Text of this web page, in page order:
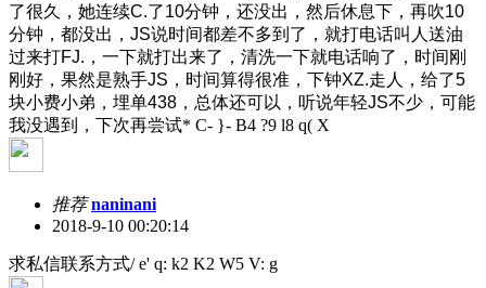
了很久，她连续C.了10分钟，还没出，然后休息下，再吹10
分钟，都没出，JS说时间都差不多到了，就打电话叫人送油
过来打FJ.，一下就打出来了，清洗一下就电话响了，时间刚
刚好，果然是熟手JS，时间算得很准，下钟XZ.走人，给了5
块小费小弟，埋单438，总体还可以，听说年轻JS不少，可能
我没遇到，下次再尝试* C- }- B4 ?9 l8 q( X
推荐naninani
2018-9-10 00:20:14
求私信联系方式/ e' q: k2 K2 W5 V: g